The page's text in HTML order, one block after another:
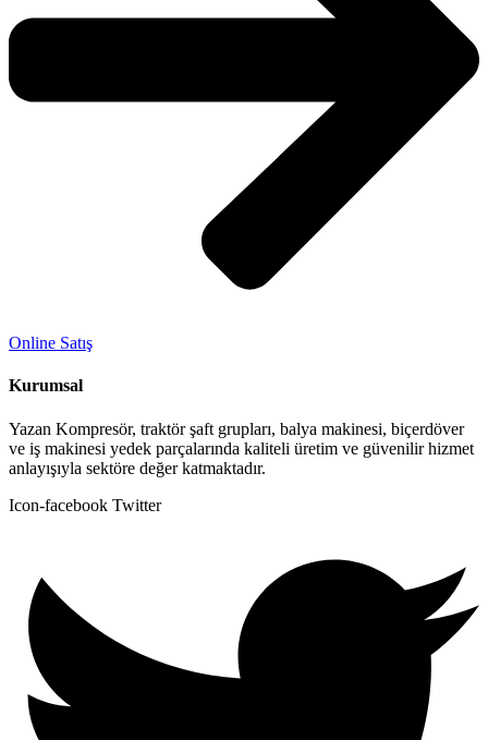
Online Satış
Kurumsal
Yazan Kompresör, traktör şaft grupları, balya makinesi, biçerdöver
ve iş makinesi yedek parçalarında kaliteli üretim ve güvenilir hizmet
anlayışıyla sektöre değer katmaktadır.
Icon-facebook Twitter